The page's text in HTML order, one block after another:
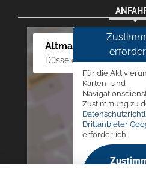
Altmann Autoland
Düsseldorfer Str. 69 - 79,
Für die
Karten- und
Zustimmung zu
Drittanbieter
erforderlich.